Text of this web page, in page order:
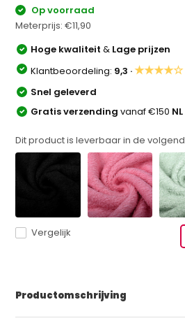
Op voorraad
Meterprijs:€11,90
Hoge kwaliteit& Lage prijzen
Klantbeoordeling: 9,3 ·★★★★☆
Snel geleverd
Gratis verzendingvanaf €150
Dit product is leverbaar in de
Vergelijk
Productomschrijving